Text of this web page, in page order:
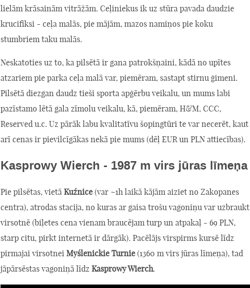
lielām krāsainām vitrāžām. Ceļiniekus ik uz stūra pavada daudzie
krucifiksi - ceļa malās, pie mājām, mazos namiņos pie koku
stumbriem taku malās.
Neskatoties uz to, ka pilsētā ir gana patrokšņaini, kādā no upītes
atzariem pie parka ceļa malā var, piemēram, sastapt stirnu ģimeni.
Pilsētā diezgan daudz tieši sporta apģērbu veikalu, un mums labi
pazīstamo lētā gala zīmolu veikalu, kā, piemēram, H&M, CCC,
Reserved u.c. Uz pārāk labu kvalitatīvu šopingtūri te var necerēt, kaut
arī cenas ir pievilcīgākas nekā pie mums (dēļ EUR un PLN attiecības).
Kasprowy Wierch - 1987 m virs jūras līmeņa
Pie pilsētas, vietā Kuźnice (var ~1h laikā kājām aiziet no Zakopanes
centra), atrodas stacija, no kuras ar gaisa trošu vagoniņu var uzbraukt
virsotnē (biļetes cena vienam braucējam turp un atpakaļ - 69 PLN,
starp citu, pirkt internetā ir dārgāk). Pacēlājs virspirms kursē līdz
pirmajai virsotnei Myślenickie Turnie (1360 m virs jūras līmeņa), tad
jāpārsēstas vagoniņā līdz Kasprowy Wierch.